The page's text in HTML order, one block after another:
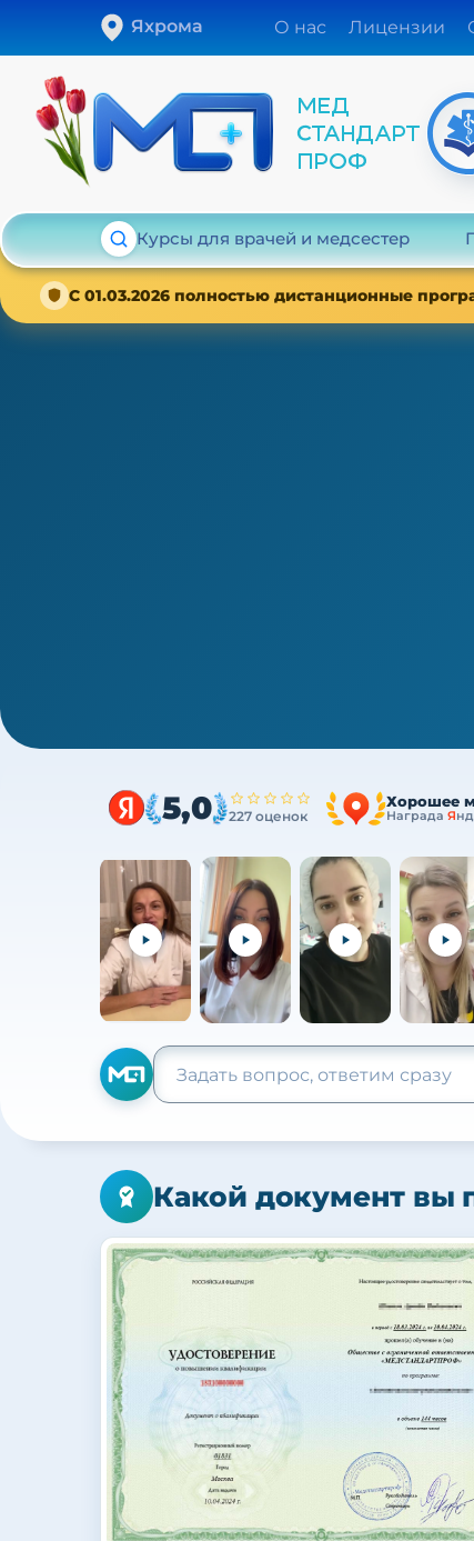
Яхрома О нас Лицензии
Курсы для врачей и медсестер
С 01.03.2026 полностью дистанционные
5,0 227 оценок
Хорошее
НаградаЯ
Какой документ вы